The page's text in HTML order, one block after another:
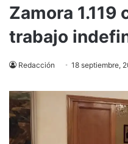
Zamora
trabajo
Redacción 18 septiembre,